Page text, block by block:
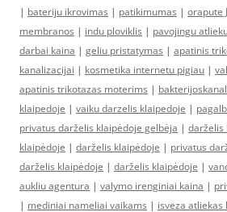
| bateriju ikrovimas | patikimumas | orapute
membranos | indu ploviklis | pavojingu
darbai kaina | geliu pristatymas | apatinis
kanalizacijai | kosmetika internetu pigiau |
apatinis trikotazas moterims |
klaipedoje | vaiku darzelis klaipedoje |
privatus darželis klaipėdoje gelbėja | darželis
klaipėdoje | darželis klaipėdoje | privatus
darželis klaipėdoje | darželis klaipėdoje |
aukliu agentura | valymo irenginiai kaina |
| mediniai nameliai vaikams | isveza atliekas